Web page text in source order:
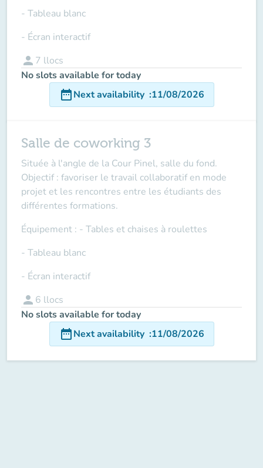
- Tableau blanc
- Écran interactif
person 7 llocs
No slots available for today
date_rangeNext availability :11/08/2026
Salle de coworking 3
Située à l'angle de la Cour Pinel, salle du fond.
Objectif : favoriser le travail collaboratif en mode
projet et les rencontres entre les étudiants des
différentes formations.
Équipement : - Tables et chaises à roulettes
- Tableau blanc
- Écran interactif
person 6 llocs
No slots available for today
date_rangeNext availability :11/08/2026